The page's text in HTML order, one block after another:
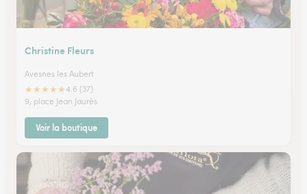
Christine Fleurs
Avesnes les Aubert
★★★★★4.6 (37)
9, place Jean Jaurès
Voir la boutique